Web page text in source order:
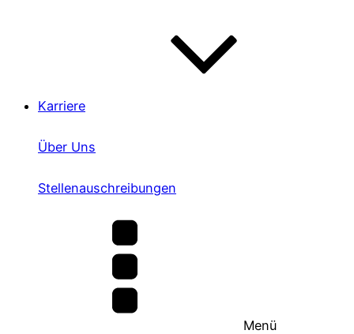
Karriere
Über Uns
Stellenauschreibungen
Menü